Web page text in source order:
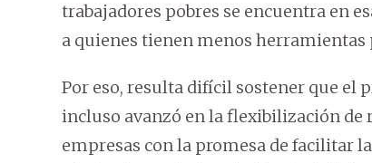
trabajadores pobres se encuentra en
a quienes tienen menos herramientas
Por eso, resulta difícil sostener que el
incluso avanzó en la flexibilización de
empresas con la promesa de facilitar